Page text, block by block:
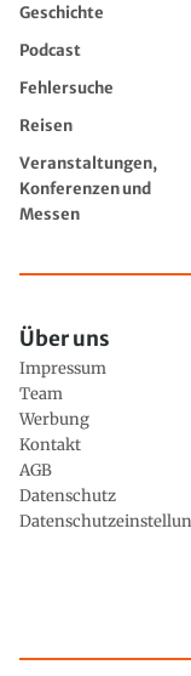
Geschichte
Podcast
Fehlersuche
Reisen
Veranstaltungen,
Konferenzen und
Messen
Über uns
Impressum
Team
Werbung
Kontakt
AGB
Datenschutz